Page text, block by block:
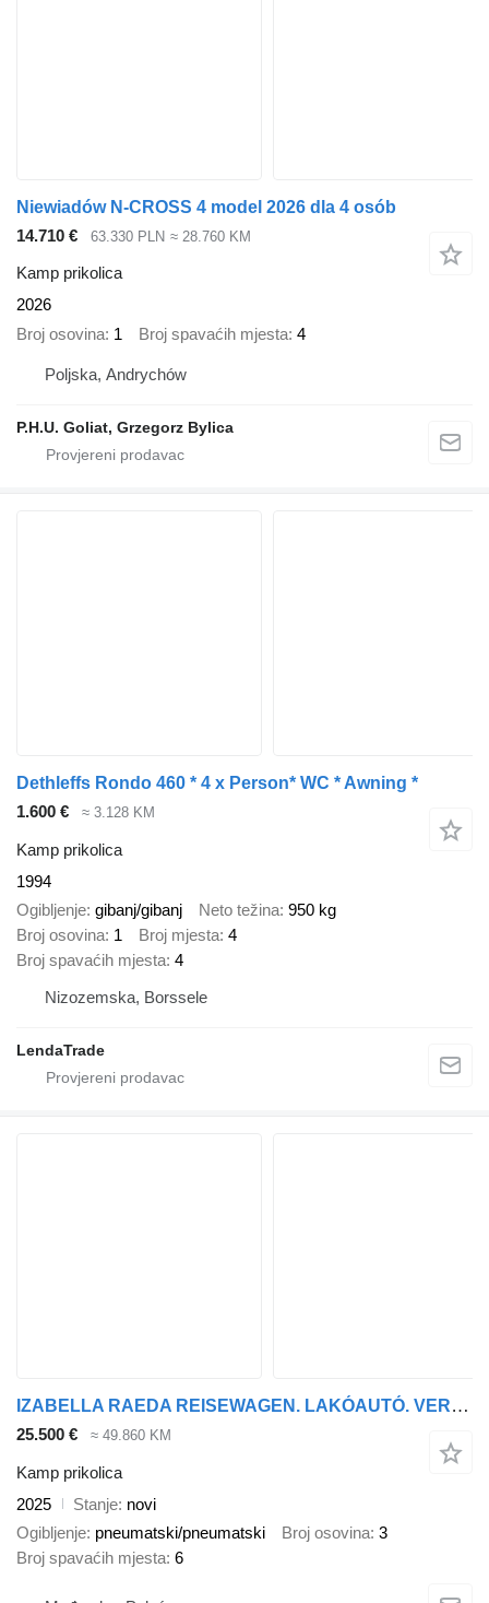
Niewiadów N-CROSS 4 model 2026 dla 4 osób
14.710 €
63.330 PLN ≈ 28.760 KM
Kamp prikolica
2026
Broj osovina 1 Broj spavaćih mjesta 4
Poljska, Andrychów
P.H.U. Goliat, Grzegorz Bylica
Dethleffs Rondo 460 * 4 x Person* WC * Awning *
1.600 €
≈ 3.128 KM
Kamp prikolica
1994
Ogibljenje gibanj/gibanj Neto težina 950 kg
Broj osovina 1 Broj mjesta 4
Broj spavaćih mjesta 4
Nizozemska, Borssele
LendaTrade
IZABELLA RAEDA REISEWAGEN. LAKÓAUTÓ. VERSENYAUTÓ ÉS LÓSZÁLL
25.500 € ≈ 49.860 KM
Kamp prikolica
2025
Stanje novi
Ogibljenje pneumatski/pneumatski Broj osovina 3
Broj spavaćih mjesta 6